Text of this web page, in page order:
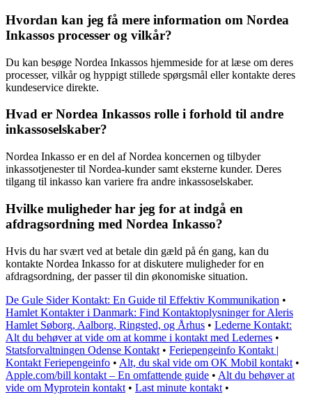
Hvordan kan jeg få mere information om Nordea
Inkassos processer og vilkår?
Du kan besøge Nordea Inkassos hjemmeside for at læse om deres
processer, vilkår og hyppigt stillede spørgsmål eller kontakte deres
kundeservice direkte.
Hvad er Nordea Inkassos rolle i forhold til andre
inkassoselskaber?
Nordea Inkasso er en del af Nordea koncernen og tilbyder
inkassotjenester til Nordea-kunder samt eksterne kunder. Deres
tilgang til inkasso kan variere fra andre inkassoselskaber.
Hvilke muligheder har jeg for at indgå en
afdragsordning med Nordea Inkasso?
Hvis du har svært ved at betale din gæld på én gang, kan du
kontakte Nordea Inkasso for at diskutere muligheder for en
afdragsordning, der passer til din økonomiske situation.
De Gule Sider Kontakt: En Guide til Effektiv Kommunikation •
Hamlet Kontakter i Danmark: Find Kontaktoplysninger for Aleris
Hamlet Søborg, Aalborg, Ringsted, og Århus • Lederne Kontakt:
Alt du behøver at vide om at komme i kontakt med Ledernes •
Statsforvaltningen Odense Kontakt • Feriepengeinfo Kontakt |
Kontakt Feriepengeinfo • Alt, du skal vide om OK Mobil kontakt •
Apple.com/bill kontakt – En omfattende guide • Alt du behøver at
vide om Myprotein kontakt • Last minute kontakt •